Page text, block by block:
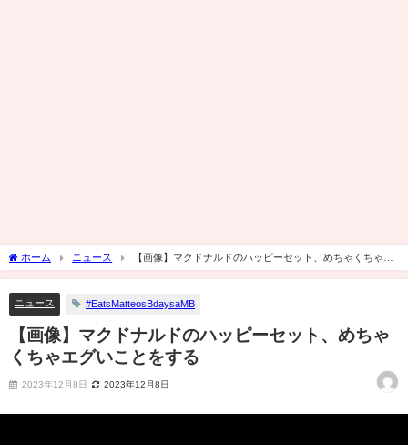
ホーム ニュース
【画像】マクドナルドのハッピーセット、めちゃくちゃエ
グいことをする
ニュース #EatsMatteosBdaysaMB
【画像】マクドナルドのハッピーセット、めちゃ
くちゃエグいことをする
2023年12月8日 2023年12月8日